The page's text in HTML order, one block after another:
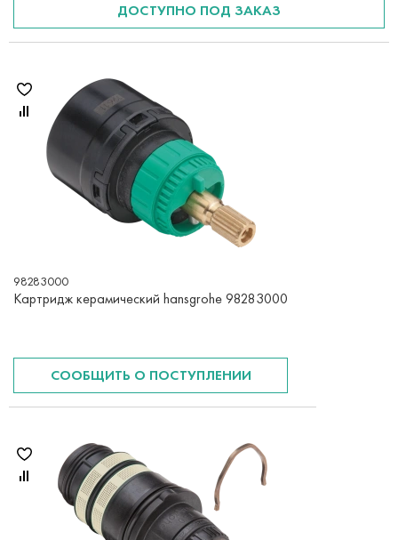
ДОСТУПНО ПОД ЗАКАЗ
98283000
Картридж керамический hansgrohe 98283000
СООБЩИТЬ О ПОСТУПЛЕНИИ